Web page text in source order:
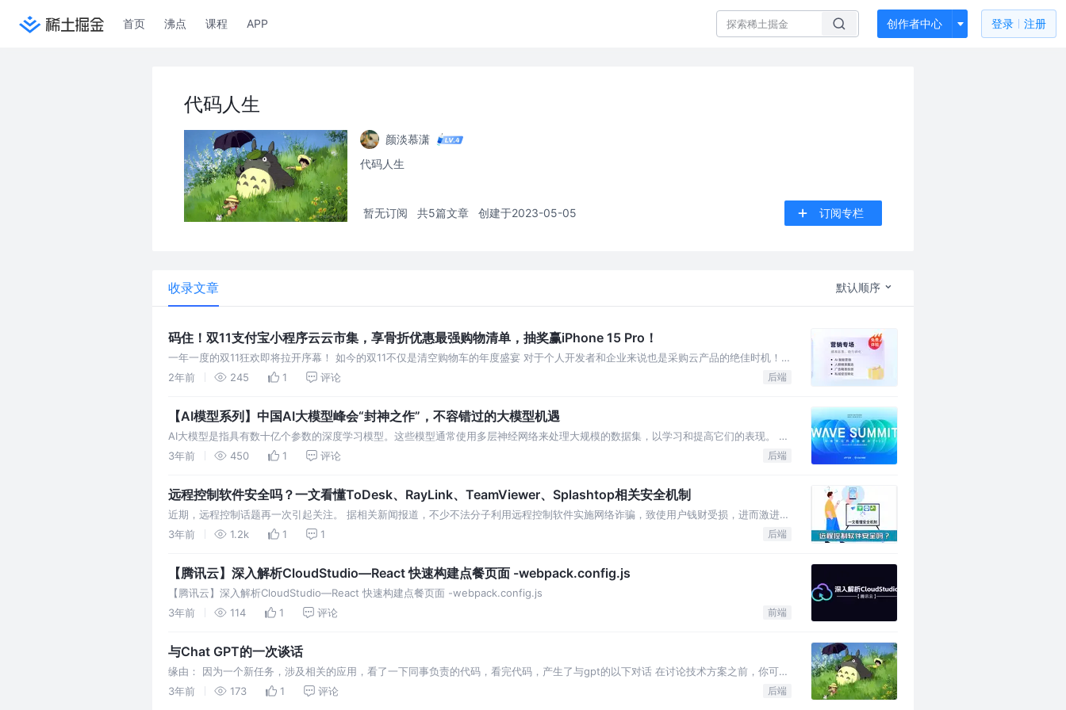
首页 沸点 课程 APP 创作者中心 登录 注册
代码人生
颜淡慕潇
代码人生
暂无订阅 共5篇文章 创建于2023-05-05 订阅专栏
收录文章 默认顺序
码住！双11支付宝小程序云云市集，享骨折优惠最强购物清单，抽奖赢iPhone 15 Pro！
一年一度的双11狂欢即将拉开序幕！ 如今的双11不仅是清空购物车的年度盛宴 对于个人开发者和企业来说也是采购云产品的绝佳时机！
今年有什么需要抄作业的购物清单呢？ 支付宝小程序云的首次大规模促销活动必
2年前 245 1 评论 后端
【AI模型系列】中国AI大模型峰会“封神之作”，不容错过的大模型机遇
AI大模型是指具有数十亿个参数的深度学习模型。这些模型通常使用多层神经网络来处理大规模的数据集，以学习和提高它们的表现。 大
模型通常需要大量的计算资源和大量的数据来进行训练，以便让模型能够对数据进行
3年前 450 1 评论 后端
远程控制软件安全吗？一文看懂ToDesk、RayLink、TeamViewer、Splashtop相关安全机制
近期，远程控制话题再一次引起关注。 据相关新闻报道，不少不法分子利用远程控制软件实施网络诈骗，致使用户钱财受损，进而激进地
将矛头指向远程控制软件，让这些帮助人们实现远程协作的工具“变了味”。
3年前 1.2k 1 1 后端
【腾讯云】深入解析CloudStudio—React 快速构建点餐页面 -webpack.config.js
【腾讯云】深入解析CloudStudio—React 快速构建点餐页面 -webpack.config.js
3年前
114 1 评论 前端
与Chat GPT的一次谈话
缘由： 因为一个新任务，涉及相关的应用，看了一下同事负责的代码，看完代码，产生了与gpt的以下对话 在讨论技术方案之前，你可以
先试着调整一下自己的心态，采取积极的态度去看待这次讨论。以下是一些建议可以
3年前 173 1 评论 后端